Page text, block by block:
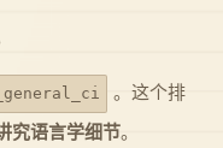
。这个排
究语言学细节。